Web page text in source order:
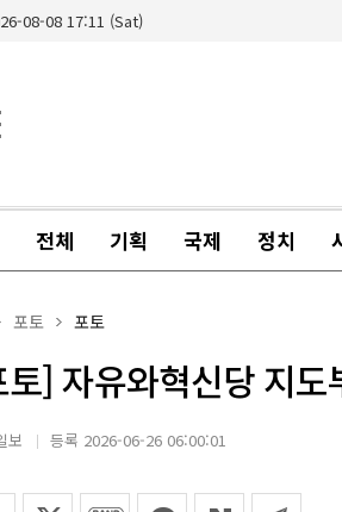
08-08 17:11 (Sat)
전체 기획 국제 정치
포토 포토
] 자유와혁신당 지도
보 등록 2026-06-26 06:00:01